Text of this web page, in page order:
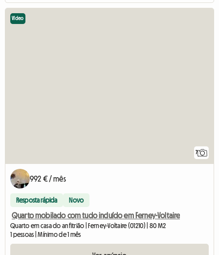
7
Vídeo
992 € / mês
Resposta rápida Novo
Quarto mobilado com tudo incluído em Ferney-Voltaire
Quarto em casa do anfitrião | Ferney-Voltaire (01210) | 80 M2
1 pessoas | Mínimo de 1 mês